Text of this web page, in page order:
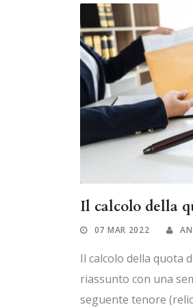
Il calcolo della
07 MAR 2022
Il calcolo della quota
riassunto con una
seguente tenore